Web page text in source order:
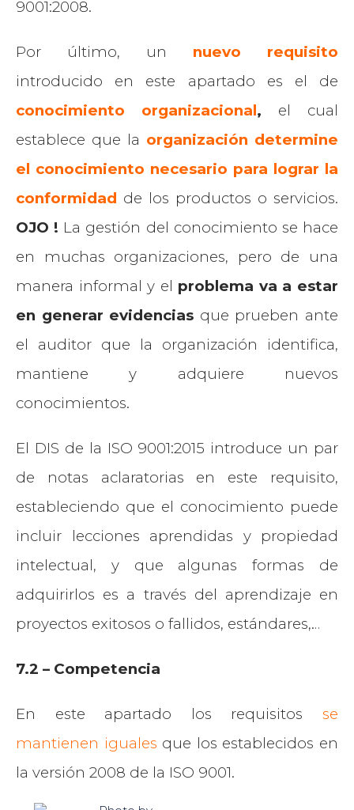
9001:2008.
Por último, un
nuevo requisito
introducido en este apartado es el de
conocimiento organizacional, el cual
establece que la organización determine
el conocimiento necesario para lograr la
conformidad de los productos o servicios.
OJO ! La gestión del conocimiento se hace
en muchas organizaciones, pero de una
manera informal y el problema va a estar
en generar evidencias que prueben ante
el auditor que la organización identifica,
mantiene y adquiere nuevos
conocimientos.
El DIS de la ISO 9001:2015 introduce un par
de notas aclaratorias en este requisito,
estableciendo que el conocimiento puede
incluir lecciones aprendidas y propiedad
intelectual, y que algunas formas de
adquirirlos es a través del aprendizaje en
proyectos exitosos o fallidos, estándares,…
7.2 – Competencia
En este apartado los requisitos se
mantienen iguales que los establecidos en
la versión 2008 de la ISO 9001.